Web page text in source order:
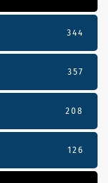
344
357
208
126